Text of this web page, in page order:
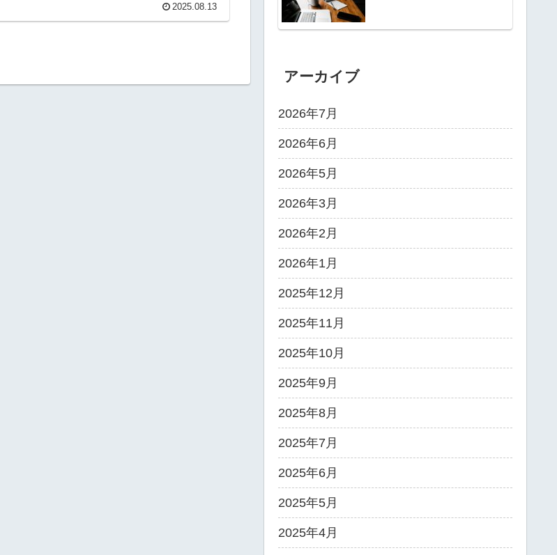
2025.08.13
アーカイブ
2026年7月
2026年6月
2026年5月
2026年3月
2026年2月
2026年1月
2025年12月
2025年11月
2025年10月
2025年9月
2025年8月
2025年7月
2025年6月
2025年5月
2025年4月